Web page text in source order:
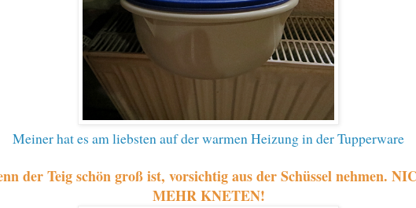
Meiner hat es am liebsten auf der warmen Heizung in der Tupperware
der Teig schön groß ist, vorsichtig aus der Schüssel nehmen.
MEHR KNETEN!